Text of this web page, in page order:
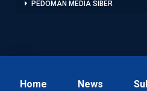
PEDOMAN MEDIA SIBER
Home News